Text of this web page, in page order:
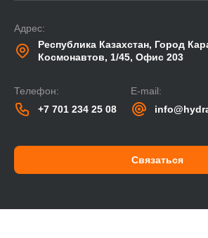
Адрес:
Республика Казахстан, Город
Космонавтов, 1/45, Офис 203
Телефон:
+7 701 234 25 08
E-mail:
Связаться